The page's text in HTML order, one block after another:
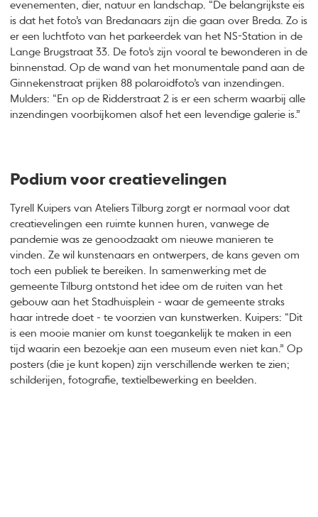
evenementen, dier, natuur en landschap. “De belangrijkste eis
is dat het foto’s van Bredanaars zijn die gaan over Breda. Zo is
er een luchtfoto van het parkeerdek van het NS-Station in de
Lange Brugstraat 33. De foto’s zijn vooral te bewonderen in de
binnenstad. Op de wand van het monumentale pand aan de
Ginnekenstraat prijken 88 polaroidfoto’s van inzendingen.
Mulders: “En op de Ridderstraat 2 is er een scherm waarbij alle
inzendingen voorbijkomen alsof het een levendige galerie is.”
Podium voor creatievelingen
Tyrell Kuipers van Ateliers Tilburg zorgt er normaal voor dat
creatievelingen een ruimte kunnen huren, vanwege de
pandemie was ze genoodzaakt om nieuwe manieren te
vinden. Ze wil kunstenaars en ontwerpers, de kans geven om
toch een publiek te bereiken. In samenwerking met de
gemeente Tilburg ontstond het idee om de ruiten van het
gebouw aan het Stadhuisplein - waar de gemeente straks
haar intrede doet - te voorzien van kunstwerken. Kuipers: “Dit
is een mooie manier om kunst toegankelijk te maken in een
tijd waarin een bezoekje aan een museum even niet kan.” Op
posters (die je kunt kopen) zijn verschillende werken te zien;
schilderijen, fotografie, textielbewerking en beelden.